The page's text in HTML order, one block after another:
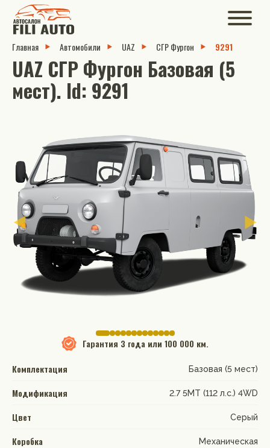
Главная Автомобили UAZ СГР Фургон 9291
UAZ СГР Фургон Базовая (5
мест). Id: 9291
Гарантия 3 года или 100 000 км.
Комплектация
Базовая (5 мест)
Модификация 2.7 5MT (112 л.с.) 4WD
Цвет Серый
Коробка Механическая